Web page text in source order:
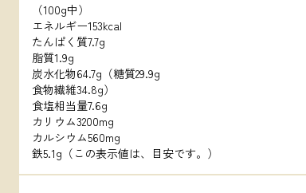
（100g中）
エネルギー153kcal
たんぱく質7.7g
脂質1.9g
炭水化物64.7g（糖質29.9g
食物繊維34.8g）
食塩相当量7.6g
カリウム3200mg
カルシウム560mg
鉄5.1g（この表示値は、目安です。）